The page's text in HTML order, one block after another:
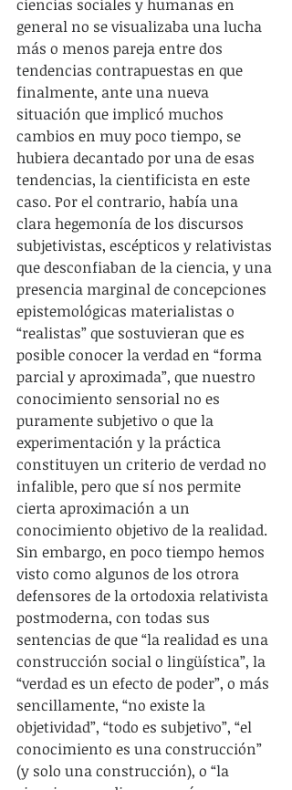
ciencias sociales y humanas en
general no se visualizaba una lucha
más o menos pareja entre dos
tendencias contrapuestas en que
finalmente, ante una nueva
situación que implicó muchos
cambios en muy poco tiempo, se
hubiera decantado por una de esas
tendencias, la cientificista en este
caso. Por el contrario, había una
clara hegemonía de los discursos
subjetivistas, escépticos y relativistas
que desconfiaban de la ciencia, y una
presencia marginal de concepciones
epistemológicas materialistas o
“realistas” que sostuvieran que es
posible conocer la verdad en “forma
parcial y aproximada”, que nuestro
conocimiento sensorial no es
puramente subjetivo o que la
experimentación y la práctica
constituyen un criterio de verdad no
infalible, pero que sí nos permite
cierta aproximación a un
conocimiento objetivo de la realidad.
Sin embargo, en poco tiempo hemos
visto como algunos de los otrora
defensores de la ortodoxia relativista
postmoderna, con todas sus
sentencias de que “la realidad es una
construcción social o lingüística”, la
“verdad es un efecto de poder”, o más
sencillamente, “no existe la
objetividad”, “todo es subjetivo”, “el
conocimiento es una construcción”
(y solo una construcción), o “la